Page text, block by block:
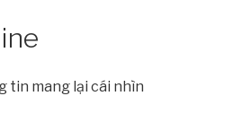
tin mang lại cái nhìn